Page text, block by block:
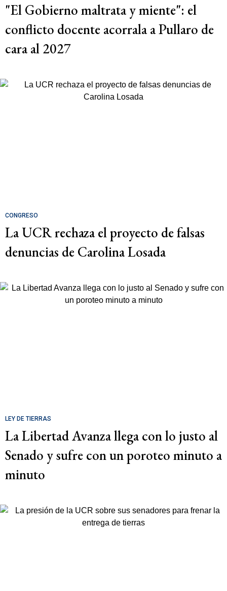
"El Gobierno maltrata y miente": el
conflicto docente acorrala a Pullaro de
cara al 2027
CONGRESO
La UCR rechaza el proyecto de falsas
denuncias de Carolina Losada
LEY DE TIERRAS
La Libertad Avanza llega con lo justo al
Senado y sufre con un poroteo minuto a
minuto